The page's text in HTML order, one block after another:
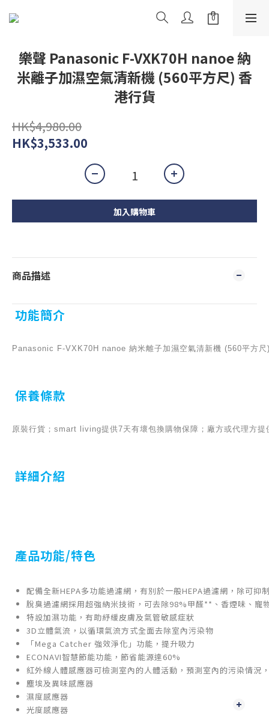
樂聲 Panasonic F-VXK70H nanoe 納
米離子加濕空氣清新機 (560平方尺) 香
港行貨
HK$4,980.00
HK$3,533.00
加入購物車
商品描述
功能簡介
Panasonic F-VXK70H nanoe 納米離子加濕空氣清新機 (560平方尺
保養條款
原裝行貨；smart living提供7天有壞包換購物保障；廠方或代理方提
詳細介紹
產品功能/特色
配備全新HEPA多功能過濾網，有別於一般HEPA過濾網，除可
脫臭過濾網採用超強納米技術，可去除98%甲醛**、香煙味、寵
特設加濕功能，有助紓緩皮膚及氣管敏感症狀
3D立體氣流，以循環氣流方式全面去除室內污染物
「Mega Catcher 強效淨化」功能，提升吸力
ECONAVI智慧節能功能，節省能源達60%
紅外線人體感應器可檢測室內的人體活動，預測室內的污染情況
塵埃及異味感應器
濕度感應器
光度感應器